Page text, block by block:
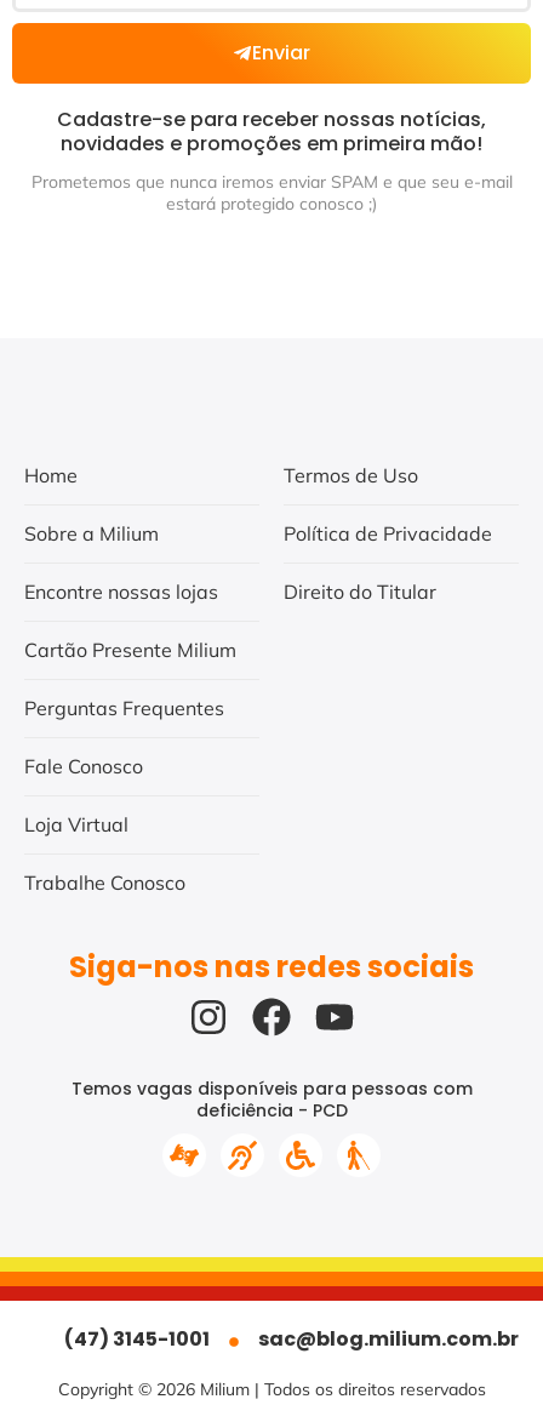
Enviar
Cadastre-se para receber nossas notícias,
novidades e promoções em primeira mão!
Prometemos que nunca iremos enviar SPAM e que seu e-mail
estará protegido conosco ;)
Home
Sobre a Milium
Encontre nossas lojas
Cartão Presente Milium
Perguntas Frequentes
Fale Conosco
Loja Virtual
Trabalhe Conosco
Termos de Uso
Política de Privacidade
Direito do Titular
Siga-nos nas redes sociais
Temos vagas disponíveis para pessoas com
deficiência - PCD
Copyright © 2026 Milium | Todos os direitos reservados
(47) 3145-1001 sac@blog.milium.com.br